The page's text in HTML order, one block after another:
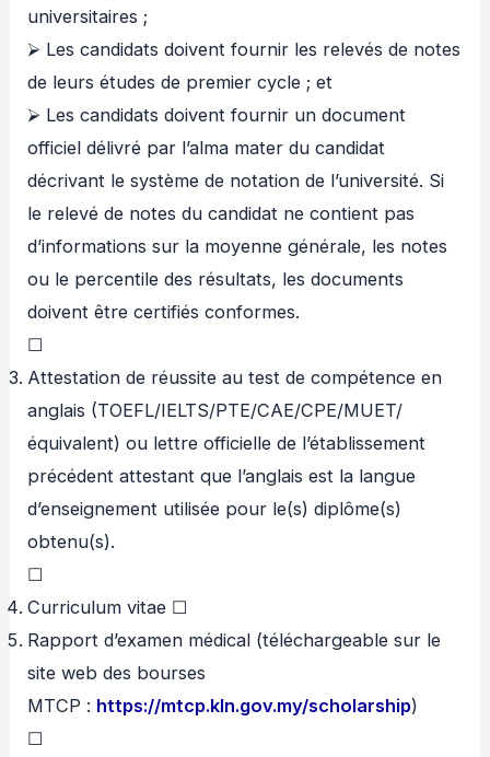
universitaires ;
⮚ Les candidats doivent fournir les relevés de notes
de leurs études de premier cycle ; et
⮚ Les candidats doivent fournir un document
officiel délivré par l’alma mater du candidat
décrivant le système de notation de l’université. Si
le relevé de notes du candidat ne contient pas
d’informations sur la moyenne générale, les notes
ou le percentile des résultats, les documents
doivent être certifiés conformes.
☐
Attestation de réussite au test de compétence en
anglais (TOEFL/IELTS/PTE/CAE/CPE/MUET/
équivalent) ou lettre officielle de l’établissement
précédent attestant que l’anglais est la langue
d’enseignement utilisée pour le(s) diplôme(s)
obtenu(s).
☐
Curriculum vitae ☐
Rapport d’examen médical (téléchargeable sur le
site web des bourses
MTCP : https://mtcp.kln.gov.my/scholarship)
☐